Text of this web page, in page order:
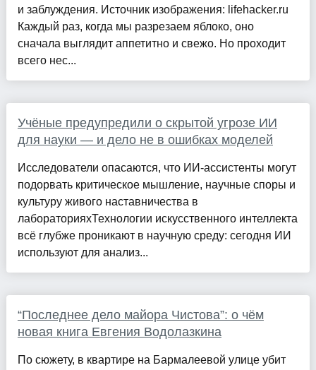
и заблуждения. Источник изображения: lifehacker.ru
Каждый раз, когда мы разрезаем яблоко, оно
сначала выглядит аппетитно и свежо. Но проходит
всего нес...
Учёные предупредили о скрытой угрозе ИИ
для науки — и дело не в ошибках моделей
Исследователи опасаются, что ИИ-ассистенты могут
подорвать критическое мышление, научные споры и
культуру живого наставничества в
лабораторияхТехнологии искусственного интеллекта
всё глубже проникают в научную среду: сегодня ИИ
используют для анализ...
“Последнее дело майора Чистова”: о чём
новая книга Евгения Водолазкина
По сюжету, в квартире на Бармалеевой улице убит